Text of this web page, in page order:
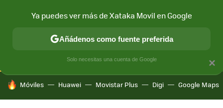
CONECTIVIDAD MÓVIL Y SOCIEDAD APLICACIONES
HOY SE HABLA DE
Móviles Huawei Movistar Plus Digi Google Maps
×
Ya puedes ver más de Xataka Movil en Google
Añádenos como fuente preferida
Solo necesitas una cuenta de Google